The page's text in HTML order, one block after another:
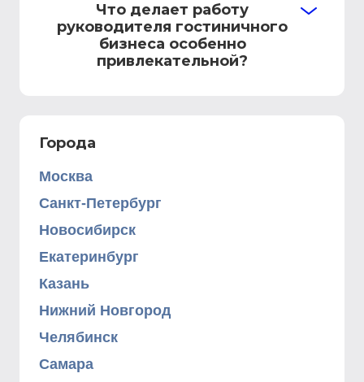
Что делает работу
руководителя гостиничного
бизнеса особенно
привлекательной?
Города
Москва
Санкт-Петербург
Новосибирск
Екатеринбург
Казань
Нижний Новгород
Челябинск
Самара